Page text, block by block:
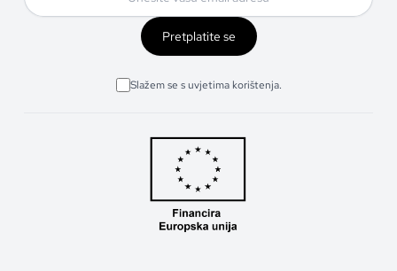
Pretplatite se
Slažem se s uvjetima korištenja.